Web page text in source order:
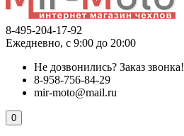
8-495-204-17-92
Ежедневно, с 9:00 до 20:00
Не дозвонились? Заказ звонка!
8-958-756-84-29
mir-moto@mail.ru
0